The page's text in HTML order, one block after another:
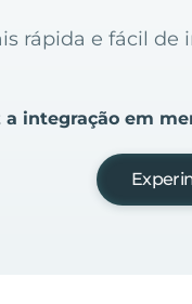
rápida e fácil de
a integração em